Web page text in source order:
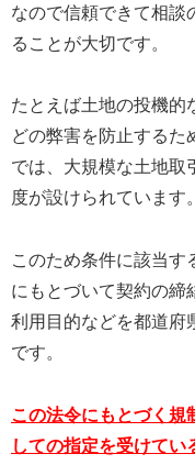
なので信頼できて相談
ることが大切です。
たとえば土地の投機的
どの弊害を防止するた
では、大規模な土地取
度が設けられています。
このため条件に該当す
にもとづいて契約の締
利用目的などを都道府
です。
この法令にもとづく規
しての指定を受けて